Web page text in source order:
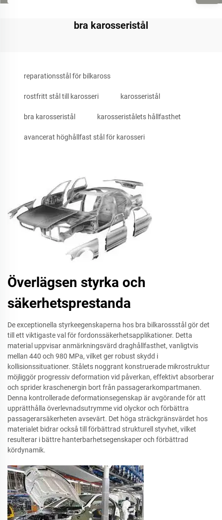
bra karosseristål
reparationsstål för bilkaross
rostfritt stål till karosseri karosseristål
bra karosseristål karosseristålets hållfasthet
avancerat höghållfast stål för karosseri
Överlägsen styrka och
säkerhetsprestanda
De exceptionella styrkeegenskaperna hos bra bilkarossstål gör det
till ett viktigaste val för fordonssäkerhetsapplikationer. Detta
material uppvisar anmärkningsvärd draghållfasthet, vanligtvis
mellan 440 och 980 MPa, vilket ger robust skydd i
kollisionssituationer. Stålets noggrant konstruerade mikrostruktur
möjliggör progressiv deformation vid påverkan, effektivt absorberar
och sprider kraschenergin bort från passagerarkompartmanen.
Denna kontrollerade deformationsegenskap är avgörande för att
upprätthålla överlevnadsutrymme vid olyckor och förbättra
passagerarsäkerheten avsevärt. Det höga sträckgränsvärdet hos
materialet bidrar också till förbättrad strukturell styvhet, vilket
resulterar i bättre hanterbarhetsegenskaper och förbättrad
kördynamik.